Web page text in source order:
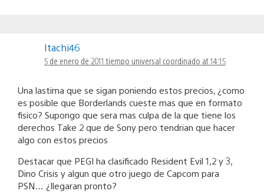
Itachi46
5 de enero de 2011 tiempo universal coordinado at 14:15
Una lastima que se sigan poniendo estos precios, ¿como
es posible que Borderlands cueste mas que en formato
fisico? Supongo que sera mas culpa de la que tiene los
derechos Take 2 que de Sony pero tendrian que hacer
algo con estos precios
Destacar que PEGI ha clasificado Resident Evil 1,2 y 3,
Dino Crisis y algun que otro juego de Capcom para
PSN… ¿llegaran pronto?